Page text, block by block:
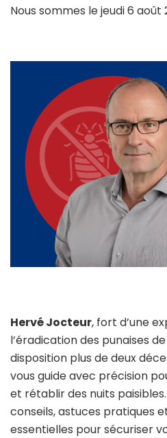
Nous sommes le jeudi 6 août
Hervé Jocteur, fort d’une
l’éradication des punaises
disposition plus de deux
vous guide avec précision
et rétablir des nuits
conseils, astuces pratiques
essentielles pour sécuriser